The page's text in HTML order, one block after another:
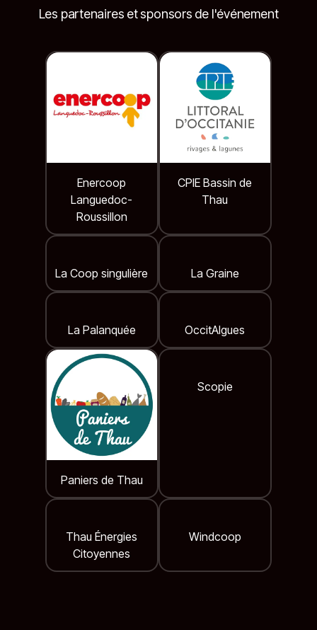
Les partenaires et sponsors de l'événement
Enercoop
Languedoc-
Roussillon
CPIE Bassin de
Thau
La Coop singulière La Graine
La Palanquée OccitAlgues
Paniers de Thau
Scopie
Thau Énergies
Citoyennes
Windcoop